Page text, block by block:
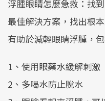
浮腫眼睛怎麼急救：找
最佳解決方案，找出根
有助於減輕眼睛浮腫，包
1、使用眼藥水緩解刺激
2、多喝水防止脫水